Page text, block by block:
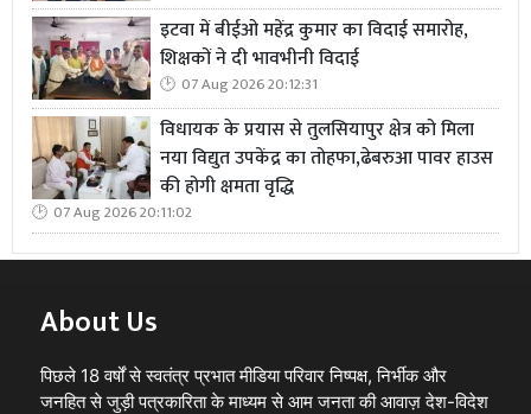
इटवा में बीईओ महेंद्र कुमार का विदाई समारोह,
शिक्षकों ने दी भावभीनी विदाई
07 Aug 2026 20:12:31
विधायक के प्रयास से तुलसियापुर क्षेत्र को मिला
नया विद्युत उपकेंद्र का तोहफा,ढेबरुआ पावर हाउस
की होगी क्षमता वृद्धि
07 Aug 2026 20:11:02
About Us
पिछले 18 वर्षों से स्वतंत्र प्रभात मीडिया परिवार निष्पक्ष, निर्भीक और
जनहित से जुड़ी पत्रकारिता के माध्यम से आम जनता की आवाज़ देश-विदेश